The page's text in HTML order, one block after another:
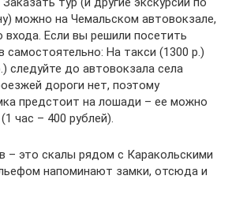
можно на Чемальском автовокзале,
входа. Если вы решили посетить
самостоятельно: На такси (1300 р.)
следуйте до автовокзала села
дороги нет, поэтому
предстоит на лошади – ее можно
час – 400 рублей).
– это скалы рядом с Каракольскими
напоминают замки, отсюда и